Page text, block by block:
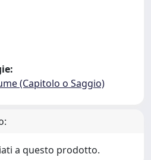
(Capitolo o Saggio)
a questo prodotto.